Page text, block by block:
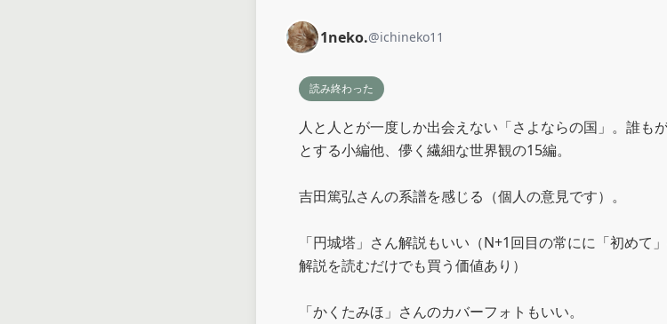
1neko.@ichineko11
読み終わった
人と人とが一度しか出会えない「さよならの国」。誰も
とする小編他、儚く繊細な世界観の15編。
吉田篤弘さんの系譜を感じる（個人の意見です）。
「円城塔」さん解説もいい（N+1回目の常にに「初めて
解説を読むだけでも買う価値あり）
「かくたみほ」さんのカバーフォトもいい。